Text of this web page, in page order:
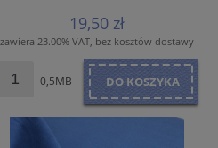
19,50 zł
zawiera 23.00% VAT, bez kosztów dostawy
0,5MB DO KOSZYKA